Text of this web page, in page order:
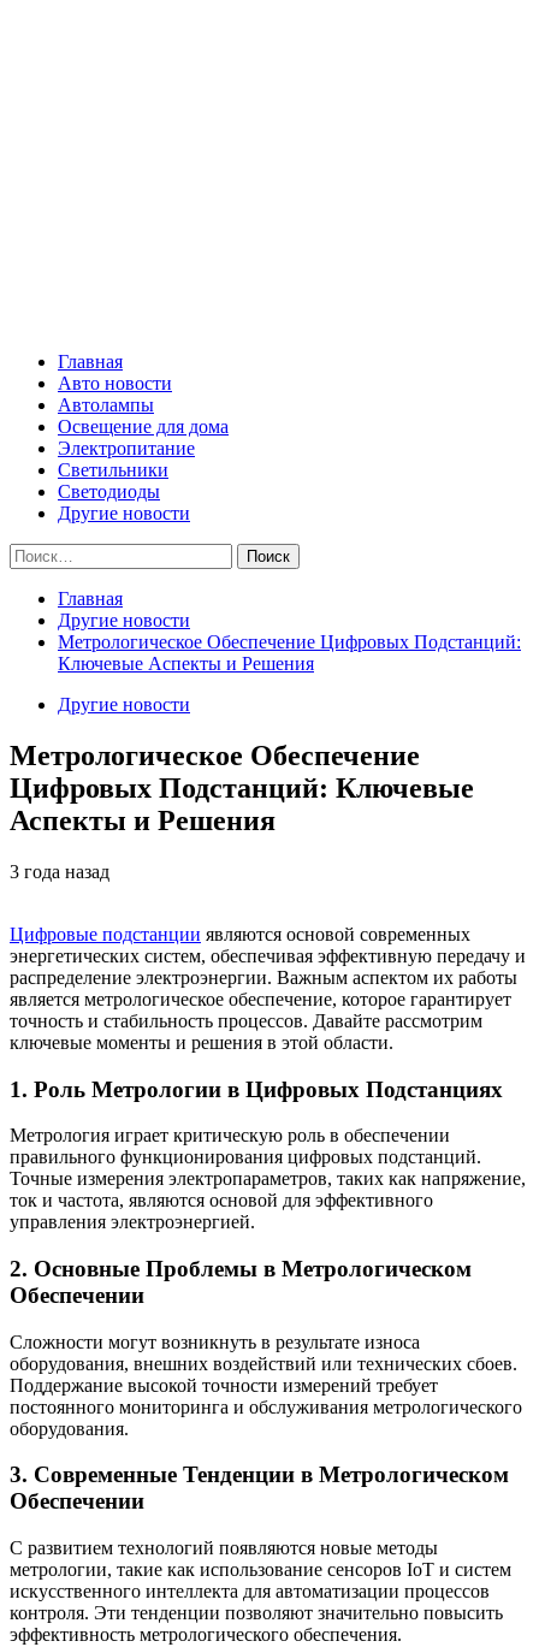
Главная
Авто новости
Автолампы
Освещение для дома
Электропитание
Светильники
Светодиоды
Другие новости
Найти:
Главная
Другие новости
Метрологическое Обеспечение Цифровых Подстанций:
Ключевые Аспекты и Решения
Другие новости
Метрологическое Обеспечение
Цифровых Подстанций: Ключевые
Аспекты и Решения
3 года назад
Цифровые подстанции являются основой современных
энергетических систем, обеспечивая эффективную передачу и
распределение электроэнергии. Важным аспектом их работы
является метрологическое обеспечение, которое гарантирует
точность и стабильность процессов. Давайте рассмотрим
ключевые моменты и решения в этой области.
1. Роль Метрологии в Цифровых Подстанциях
Метрология играет критическую роль в обеспечении
правильного функционирования цифровых подстанций.
Точные измерения электропараметров, таких как напряжение,
ток и частота, являются основой для эффективного
управления электроэнергией.
2. Основные Проблемы в Метрологическом
Обеспечении
Сложности могут возникнуть в результате износа
оборудования, внешних воздействий или технических сбоев.
Поддержание высокой точности измерений требует
постоянного мониторинга и обслуживания метрологического
оборудования.
3. Современные Тенденции в Метрологическом
Обеспечении
С развитием технологий появляются новые методы
метрологии, такие как использование сенсоров IoT и систем
искусственного интеллекта для автоматизации процессов
контроля. Эти тенденции позволяют значительно повысить
эффективность метрологического обеспечения.